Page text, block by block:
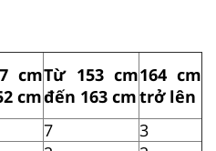
cm
cm
Từ 153 cm
đến 163 cm
164 cm
trở lên
7
3